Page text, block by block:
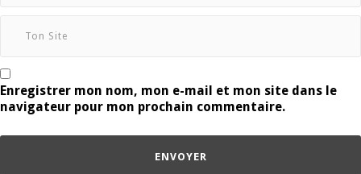
Enregistrer mon nom, mon e-mail et mon site dans le
navigateur pour mon prochain commentaire.